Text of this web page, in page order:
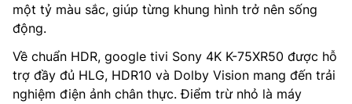
một tỷ màu sắc, giúp từng khung hình trở nên sống
động.
Về chuẩn HDR, google tivi Sony 4K K-75XR50 được hỗ
trợ đầy đủ HLG, HDR10 và Dolby Vision mang đến trải
nghiệm điện ảnh chân thực. Điểm trừ nhỏ là máy